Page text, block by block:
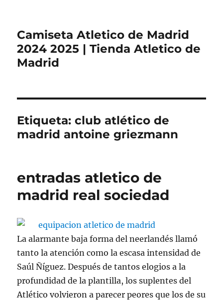
Camiseta Atletico de Madrid
2024 2025 | Tienda Atletico de
Madrid
Etiqueta:club atlético de
madrid antoine griezmann
entradas atletico de
madrid real sociedad
La alarmante baja forma del neerlandés llamó
tanto la atención como la escasa intensidad de
Saúl Ñíguez. Después de tantos elogios a la
profundidad de la plantilla, los suplentes del
Atlético volvieron a parecer peores que los de su